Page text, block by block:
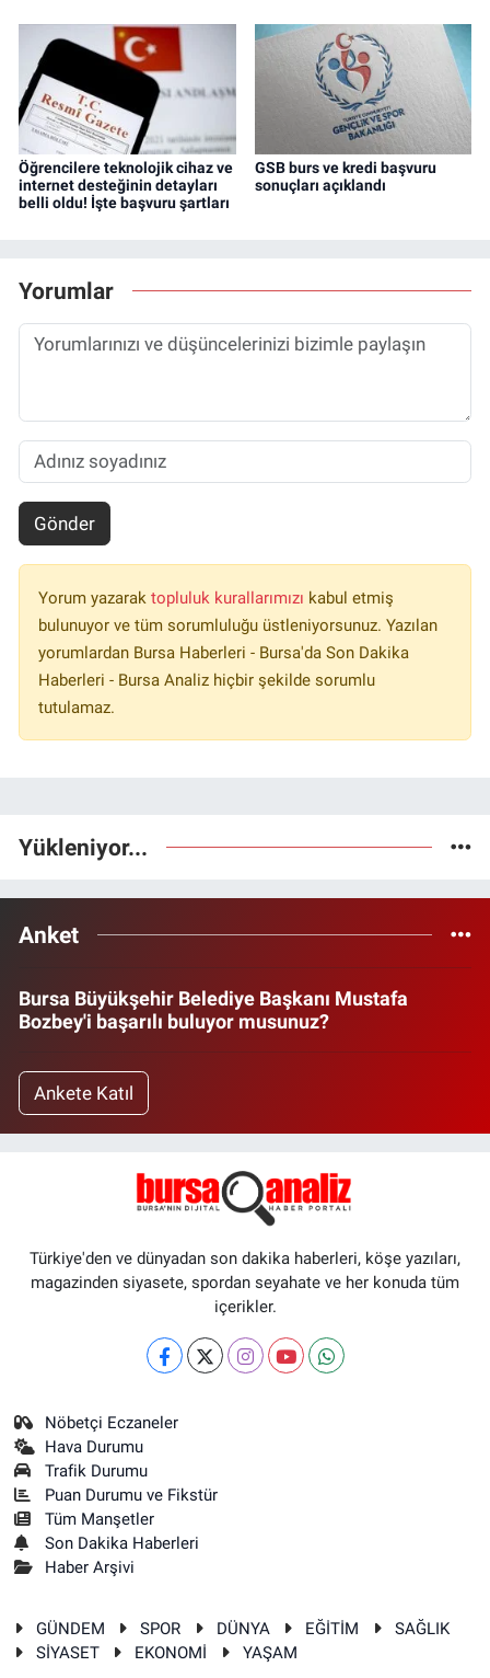
Öğrencilere teknolojik cihaz ve
internet desteğinin detayları
belli oldu! İşte başvuru şartları
GSB burs ve kredi başvuru
sonuçları açıklandı
Yorumlar
Gönder
Yorum yazarak topluluk kurallarımızı kabul etmiş
bulunuyor ve tüm sorumluluğu üstleniyorsunuz. Yazılan
yorumlardan Bursa Haberleri - Bursa'da Son Dakika
Haberleri - Bursa Analiz hiçbir şekilde sorumlu
tutulamaz.
Yükleniyor...
Anket
Bursa Büyükşehir Belediye Başkanı Mustafa
Bozbey'i başarılı buluyor musunuz?
Ankete Katıl
Türkiye'den ve dünyadan son dakika haberleri, köşe yazıları,
magazinden siyasete, spordan seyahate ve her konuda tüm
içerikler.
Nöbetçi Eczaneler
Hava Durumu
Trafik Durumu
Puan Durumu ve Fikstür
Tüm Manşetler
Son Dakika Haberleri
Haber Arşivi
GÜNDEM SPOR DÜNYA EĞİTİM
SAĞLIK
SİYASET
EKONOMİ YAŞAM